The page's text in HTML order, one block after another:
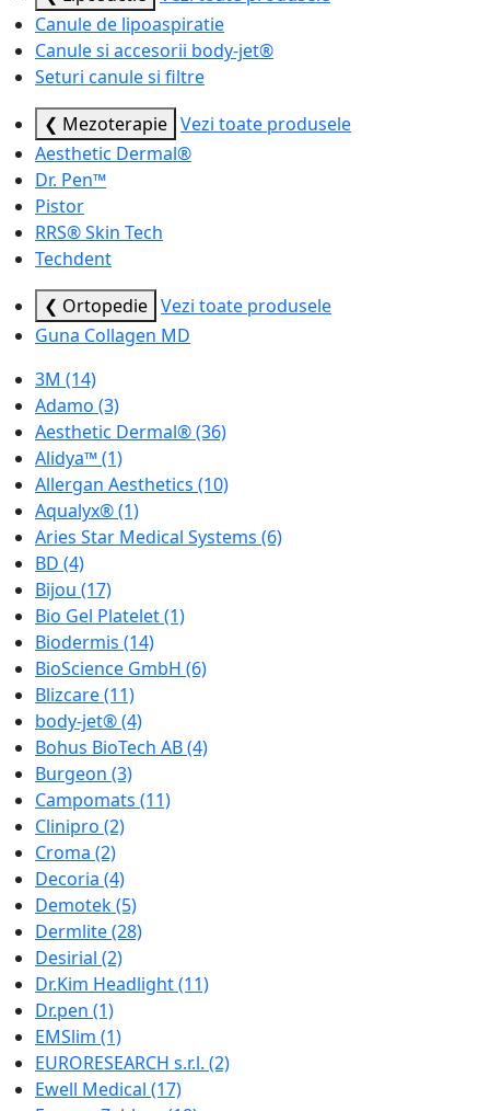
Canule de lipoaspiratie
Canule si accesorii body-jet®
Seturi canule si filtre
❮ Mezoterapie Vezi toate produsele
Aesthetic Dermal®
Dr. Pen™
Pistor
RRS® Skin Tech
Techdent
❮ Ortopedie Vezi toate produsele
Guna Collagen MD
3M (14)
Adamo (3)
Aesthetic Dermal®(36)
Alidya™(1)
Allergan Aesthetics (10)
Aqualyx®(1)
Aries Star Medical Systems (6)
BD (4)
Bijou (17)
Bio Gel Platelet(1)
Biodermis (14)
BioScience GmbH (6)
Blizcare(11)
body-jet®(4)
Bohus BioTech AB(4)
Burgeon (3)
Campomats (11)
Clinipro (2)
Croma (2)
Decoria (4)
Demotek(5)
Dermlite(28)
Desirial (2)
Dr.Kim Headlight(11)
Dr.pen (1)
EMSlim (1)
EURORESEARCH s.r.l. (2)
Ewell Medical (17)